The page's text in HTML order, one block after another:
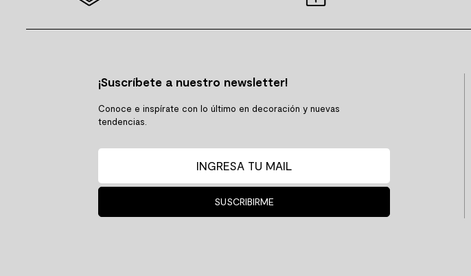
¡Suscríbete a nuestro newsletter!
Conoce e inspírate con lo último en decoración y nuevas
tendencias.
SUSCRIBIRME